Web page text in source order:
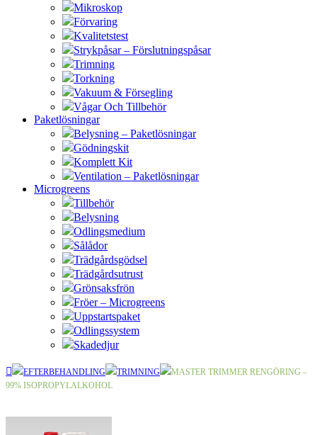
Mikroskop
Förvaring
Kvalitetstest
Strykpåsar – Förslutningspåsar
Trimning
Torkning
Vakuum & Försegling
Vågar Och Tillbehör
Paketlösningar
Belysning – Paketlösningar
Gödningskit
Komplett Kit
Ventilation – Paketlösningar
Microgreens
Tillbehör
Belysning
Odlingsmedium
Sålådor
Trädgårdsgödsel
Trädgårdsutrust
Grönsaksfrön
Fröer – Microgreens
Uppstartspaket
Odlingssystem
Skadedjur
EFTERBEHANDLING TRIMNING
MASTER TRIMMER RENGÖRING –
99% ISOPROPYLALKOHOL